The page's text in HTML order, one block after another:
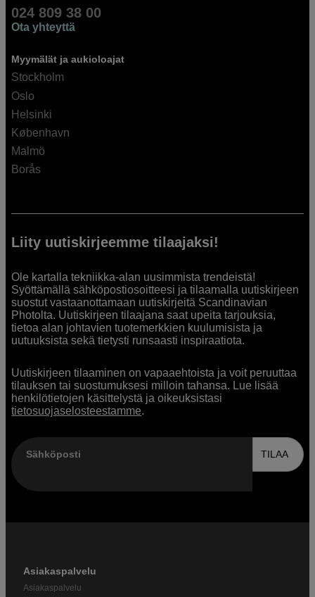
024 809 38 00
Ota yhteyttä
Myymälät ja aukioloajat
Stockholm
Oslo
Helsinki
København
Malmö
Borås
Liity uutiskirjeemme tilaajaksi!
Ole kartalla tekniikka-alan uusimmista trendeistä!
Syöttämällä sähköpostiosoitteesi ja tilaamalla uutiskirjeen
suostut vastaanottamaan uutiskirjeitä Scandinavian
Photolta. Uutiskirjeen tilaajana saat upeita tarjouksia,
tietoa alan johtavien tuotemerkkien kuulumisista ja
uutuuksista sekä tietysti runsaasti inspiraatiota.
Uutiskirjeen tilaaminen on vapaaehtoista ja voit peruuttaa
tilauksen tai suostumuksesi milloin tahansa. Lue lisää
henkilötietojen käsittelystä ja oikeuksistasi
tietosuojaselosteestamme.
Sähköposti TILAA
Asiakaspalvelu
Asiakaspalvelu